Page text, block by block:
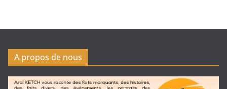
A propos de nous